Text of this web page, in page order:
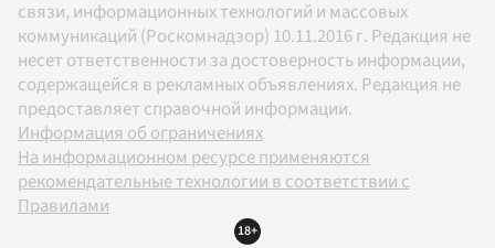
связи, информационных технологий и массовых
коммуникаций (Роскомнадзор) 10.11.2016 г. Редакция не
несет ответственности за достоверность информации,
содержащейся в рекламных объявлениях. Редакция не
предоставляет справочной информации.
Информация об ограничениях
На информационном ресурсе применяются
рекомендательные технологии в соответствии с
Правилами
18+